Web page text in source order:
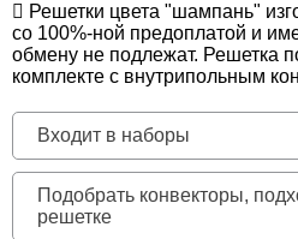
Решетки цвета "шампань"
со 100%-ной предоплатой и
обмену не подлежат. Решетка
комплекте с внутрипольным
Входит в наборы
Подобрать конвекторы,
решетке